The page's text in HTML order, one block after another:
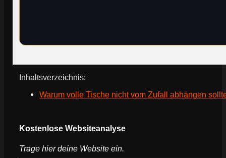
Inhaltsverzeichnis:
Warum volle Tische nicht vom Zufall abhängen
Kostenlose Websiteanalyse
Trage hier deine Website ein.